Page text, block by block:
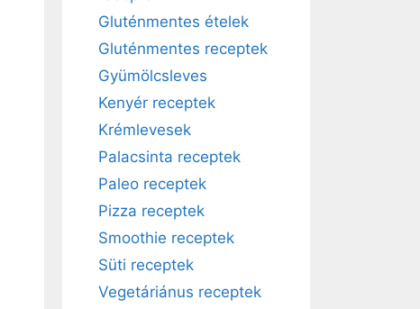
Gluténmentes ételek
Gluténmentes receptek
Gyümölcsleves
Kenyér receptek
Krémlevesek
Palacsinta receptek
Paleo receptek
Pizza receptek
Smoothie receptek
Süti receptek
Vegetáriánus receptek